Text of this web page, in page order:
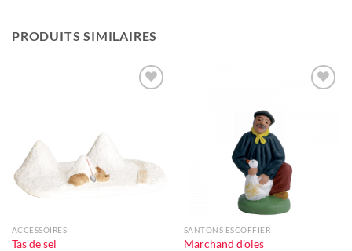
PRODUITS SIMILAIRES
ACCESSOIRES
Tas de sel
SANTONS ESCOFFIER
Marchand d’oies